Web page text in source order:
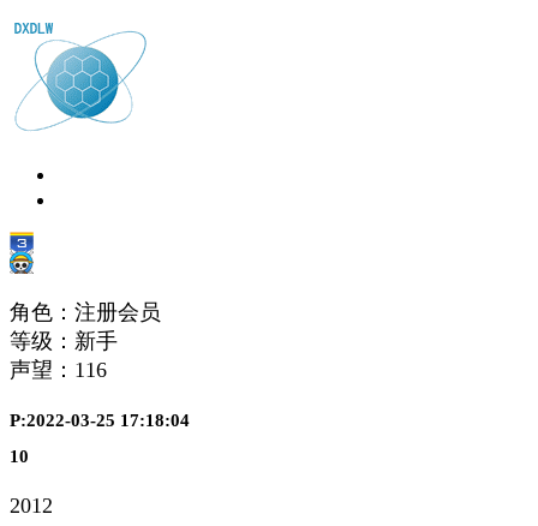
角色：注册会员
等级：新手
声望： 116
P:2022-03-25 17:18:04
10
2012